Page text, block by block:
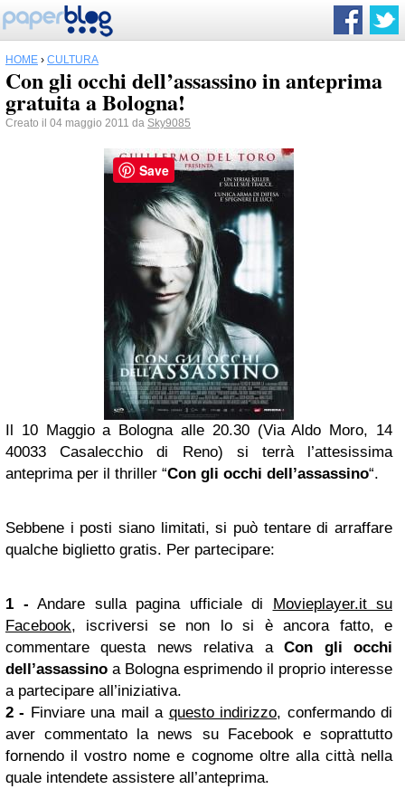
HOME › CULTURA
Con gli occhi dell’assassino in anteprima
gratuita a Bologna!
Creato il 04 maggio 2011 da Sky9085
Il 10 Maggio a Bologna alle 20.30 (Via Aldo Moro, 14
40033 Casalecchio di Reno) si terrà l’attesissima
anteprima per il thriller “Con gli occhi dell’assassino“.
Sebbene i posti siano limitati, si può tentare di arraffare
qualche biglietto gratis. Per partecipare:
1 - Andare sulla pagina ufficiale di Movieplayer.it su
Facebook, iscriversi se non lo si è ancora fatto, e
commentare questa news relativa aCon gli occhi
dell’assassino a Bologna esprimendo il proprio interesse
a partecipare all’iniziativa.
2 - Finviare una mail a questo indirizzo, confermando di
aver commentato la news su Facebook e soprattutto
fornendo il vostro nome e cognome oltre alla città nella
quale intendete assistere all’anteprima.
Save